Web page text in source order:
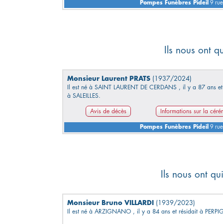
Pompes Funèbres Pideil 9
Ils nous ont
Monsieur Laurent PRATS (1937/2024)
Il est né à SAINT LAURENT DE CERDANS , il y a 87 ans
à SALEILLES.
Avis de décès Informations sur la
Pompes Funèbres Pideil 9
Ils nous ont
Monsieur Bruno VILLARDI (1939/2023)
Il est né à ARZIGNANO , il y a 84 ans et résidait à